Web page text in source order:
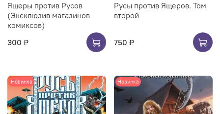
Ящеры против Русов
(Эксклюзив магазинов
комиксов)
300 ₽
Русы против Ящеров. Том
второй
750 ₽
Новинка Новинка